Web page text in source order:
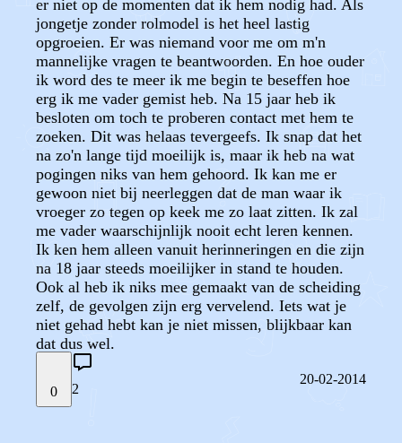
er niet op de momenten dat ik hem nodig had. Als
jongetje zonder rolmodel is het heel lastig
opgroeien. Er was niemand voor me om m'n
mannelijke vragen te beantwoorden. En hoe ouder
ik word des te meer ik me begin te beseffen hoe
erg ik me vader gemist heb. Na 15 jaar heb ik
besloten om toch te proberen contact met hem te
zoeken. Dit was helaas tevergeefs. Ik snap dat het
na zo'n lange tijd moeilijk is, maar ik heb na wat
pogingen niks van hem gehoord. Ik kan me er
gewoon niet bij neerleggen dat de man waar ik
vroeger zo tegen op keek me zo laat zitten. Ik zal
me vader waarschijnlijk nooit echt leren kennen.
Ik ken hem alleen vanuit herinneringen en die zijn
na 18 jaar steeds moeilijker in stand te houden.
Ook al heb ik niks mee gemaakt van de scheiding
zelf, de gevolgen zijn erg vervelend. Iets wat je
niet gehad hebt kan je niet missen, blijkbaar kan
dat dus wel.
0 2
20-02-2014